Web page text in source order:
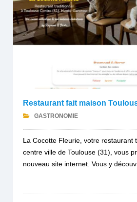
Restaurant fait maison
GASTRONOMIE
La Cocotte Fleurie, votre restaurant
centre ville de Toulouse (31), vous
nouveau site internet. Vous y